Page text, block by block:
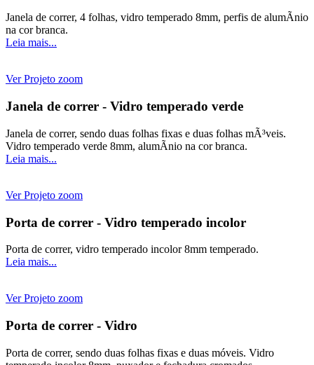
Janela de correr, 4 folhas, vidro temperado 8mm, perfis de alumÃ­nio
na cor branca.
Leia mais...
Ver Projeto zoom
Janela de correr - Vidro temperado verde
Janela de correr, sendo duas folhas fixas e duas folhas mÃ³veis.
Vidro temperado verde 8mm, alumÃ­nio na cor branca.
Leia mais...
Ver Projeto zoom
Porta de correr - Vidro temperado incolor
Porta de correr, vidro temperado incolor 8mm temperado.
Leia mais...
Ver Projeto zoom
Porta de correr - Vidro
Porta de correr, sendo duas folhas fixas e duas móveis. Vidro